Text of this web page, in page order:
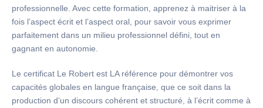
professionnelle. Avec cette formation, apprenez à maitriser à la
fois l’aspect écrit et l’aspect oral, pour savoir vous exprimer
parfaitement dans un milieu professionnel défini, tout en
gagnant en autonomie.
Le certificat Le Robert est LA référence pour démontrer vos
capacités globales en langue française, que ce soit dans la
production d’un discours cohérent et structuré, à l’écrit comme à